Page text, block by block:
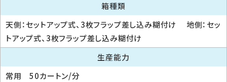
箱種類
天側：セットアップ式、3枚フラップ差し込み糊付け 地側：セッ
トアップ式、3枚フラップ差し込み糊付け
生産能力
常用 50カートン/分